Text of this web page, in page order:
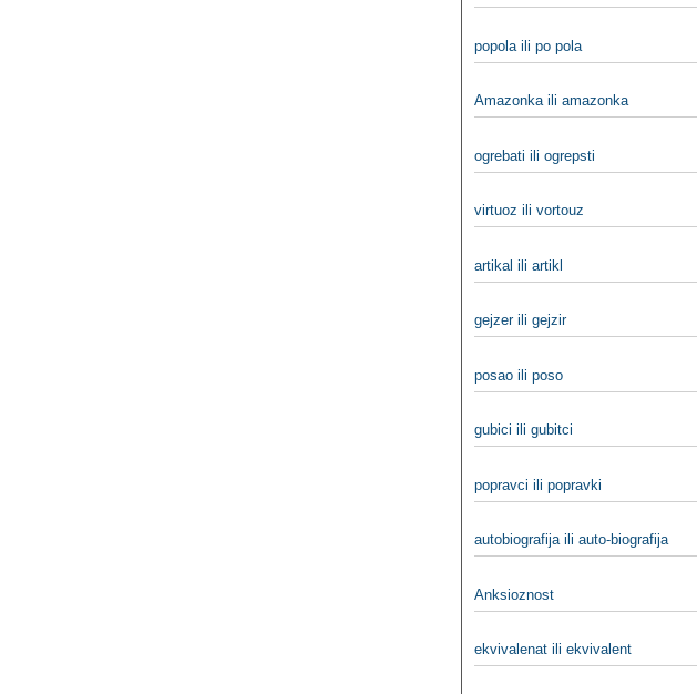
popola ili po pola
Amazonka ili amazonka
ogrebati ili ogrepsti
virtuoz ili vortouz
artikal ili artikl
gejzer ili gejzir
posao ili poso
gubici ili gubitci
popravci ili popravki
autobiografija ili auto-biografija
Anksioznost
ekvivalenat ili ekvivalent